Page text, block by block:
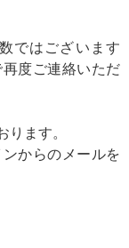
ではございます
再度ご連絡いただ
ります。
からのメールを